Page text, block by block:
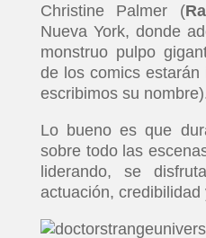
Christine Palmer (
Nueva York, donde
monstruo pulpo
de los comics
escribimos su
Lo bueno es que
sobre todo las
liderando, se
actuación, credibilidad